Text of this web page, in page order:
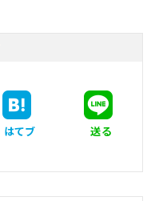
はてブ 送る